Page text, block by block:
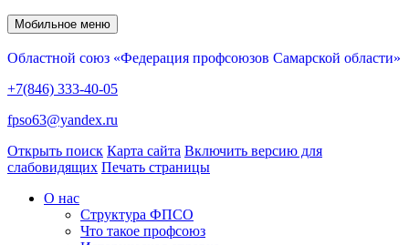
Мобильное меню
Областной союз «Федерация профсоюзов Самарской области»
+7(846) 333-40-05
fpso63@yandex.ru
Открыть поиск Карта сайта Включить версию для
слабовидящих Печать страницы
О нас
Структура ФПСО
Что такое профсоюз